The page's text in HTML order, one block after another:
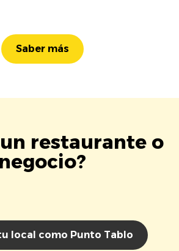
Saber más
restaurante o
negocio?
local como Punto Tablo